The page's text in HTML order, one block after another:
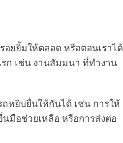
ยยิ้มให้ตลอด หรือตอนเราได้
ก เช่น งานสัมมนา ที่ทำงาน
หยิบยื่นให้กันได้ เช่น การให้
มือช่วยเหลือ หรือการส่งต่อ